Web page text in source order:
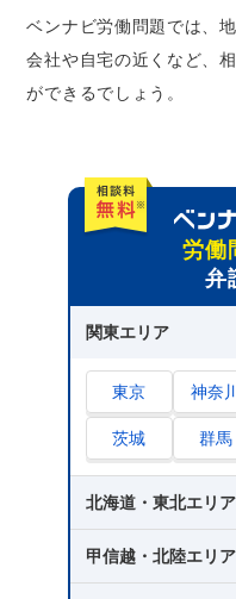
ベンナビ労働問題では、
会社や自宅の近くなど、
ができるでしょう。
労働
弁
関東エリア
東京 神奈川
茨城 群馬
北海道・東北エリア
甲信越・北陸エリア